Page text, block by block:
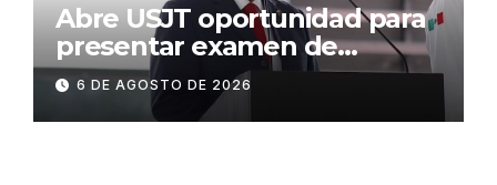
Abre USJT oportunidad para
presentar examen de
admisión, este sábado
6 DE AGOSTO DE 2026